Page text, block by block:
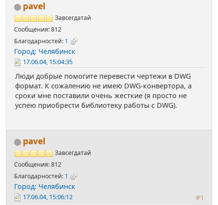
pavel
Завсегдатай
Сообщения: 812
Благодарностей: 1
Город: Челябинск
17.06.04, 15:04:35
Люди добрые помогите перевести чертежи в DWG
формат. К сожалению не имею DWG-конвертора, а
сроки мне поставили очень жесткие (я просто не
успею приобрести библиотеку работы с DWG).
pavel
Завсегдатай
Сообщения: 812
Благодарностей: 1
Город: Челябинск
#1
17.06.04, 15:06:12